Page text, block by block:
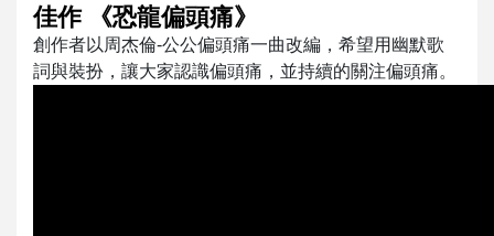
佳作 《恐龍偏頭痛》
創作者以周杰倫-公公偏頭痛一曲改編，希望用幽默歌
詞與裝扮，讓大家認識偏頭痛，並持續的關注偏頭痛。